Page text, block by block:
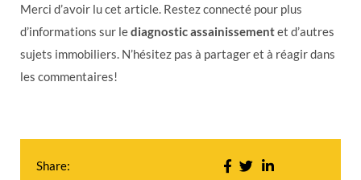
Merci d’avoir lu cet article. Restez connecté pour plus
d’informations sur lediagnostic assainissementet d’autres
sujets immobiliers. N’hésitez pas à partager et à réagir dans
les commentaires!
Share: